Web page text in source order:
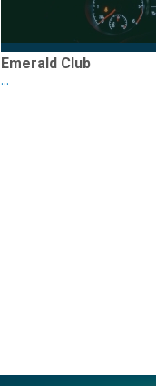
Emerald Club
...